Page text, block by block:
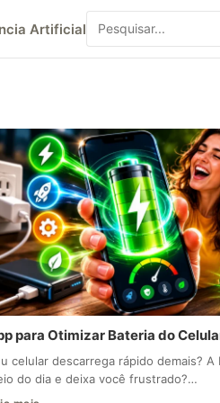
Artificial
para Otimizar Bateria do
celular descarrega rápido demais? A
do dia e deixa você frustrado?…